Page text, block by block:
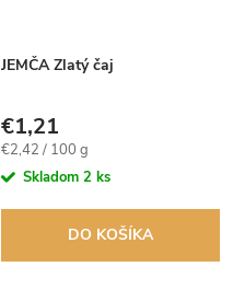
JEMČA Zlatý čaj
€1,21
Jednotková
cena:
€2,42 / 100 g
Skladom 2 ks
DO KOŠÍKA